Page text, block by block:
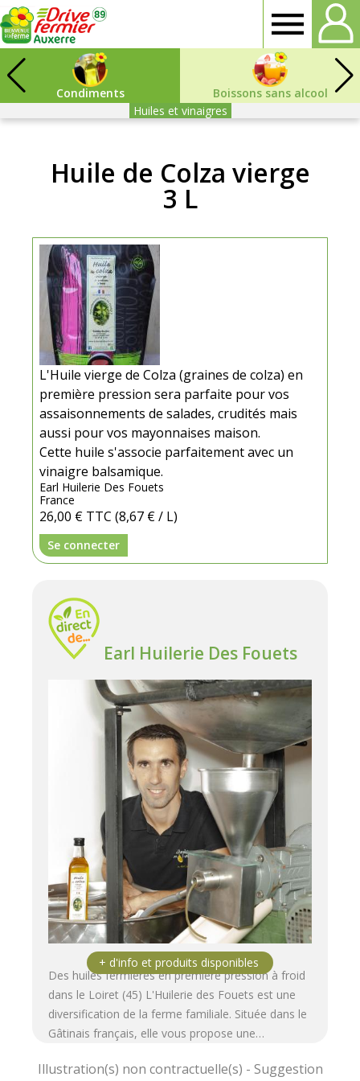
Auxerre
Condiments
Boissons sans alcool
Huiles et vinaigres
Huile de Colza vierge
3 L
L'Huile vierge de Colza (graines de colza) en
première pression sera parfaite pour vos
assaisonnements de salades, crudités mais
aussi pour vos mayonnaises maison.
Cette huile s'associe parfaitement avec un
vinaigre balsamique.
Earl Huilerie Des Fouets
France
26,00 € TTC (8,67 € / L)
Se connecter
Earl Huilerie Des Fouets
Des huiles fermières en première pression à froid
dans le Loiret (45) L'Huilerie des Fouets est une
diversification de la ferme familiale. Située dans le
Gâtinais français, elle vous propose une…